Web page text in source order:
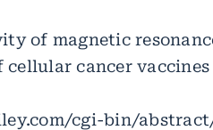
of magnetic
cancer vaccines
cgi-bin/abstract/